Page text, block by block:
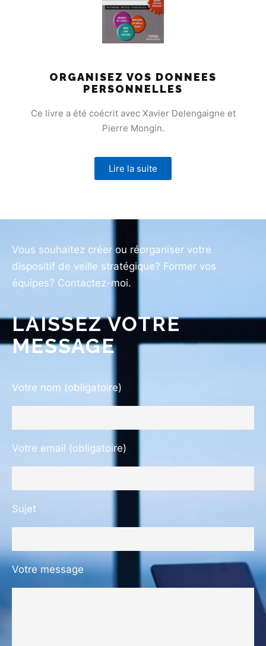
ORGANISEZ VOS DONNEES
PERSONNELLES
Ce livre a été coécrit avec Xavier Delengaigne et
Pierre Mongin.
Lire la suite
Vous souhaitez créer ou réorganiser votre
dispositif de veille stratégique? Former vos
équipes? Contactez-moi.
LAISSEZ VOTRE
MESSAGE
Votre nom (obligatoire)
Votre email (obligatoire)
Sujet
Votre message